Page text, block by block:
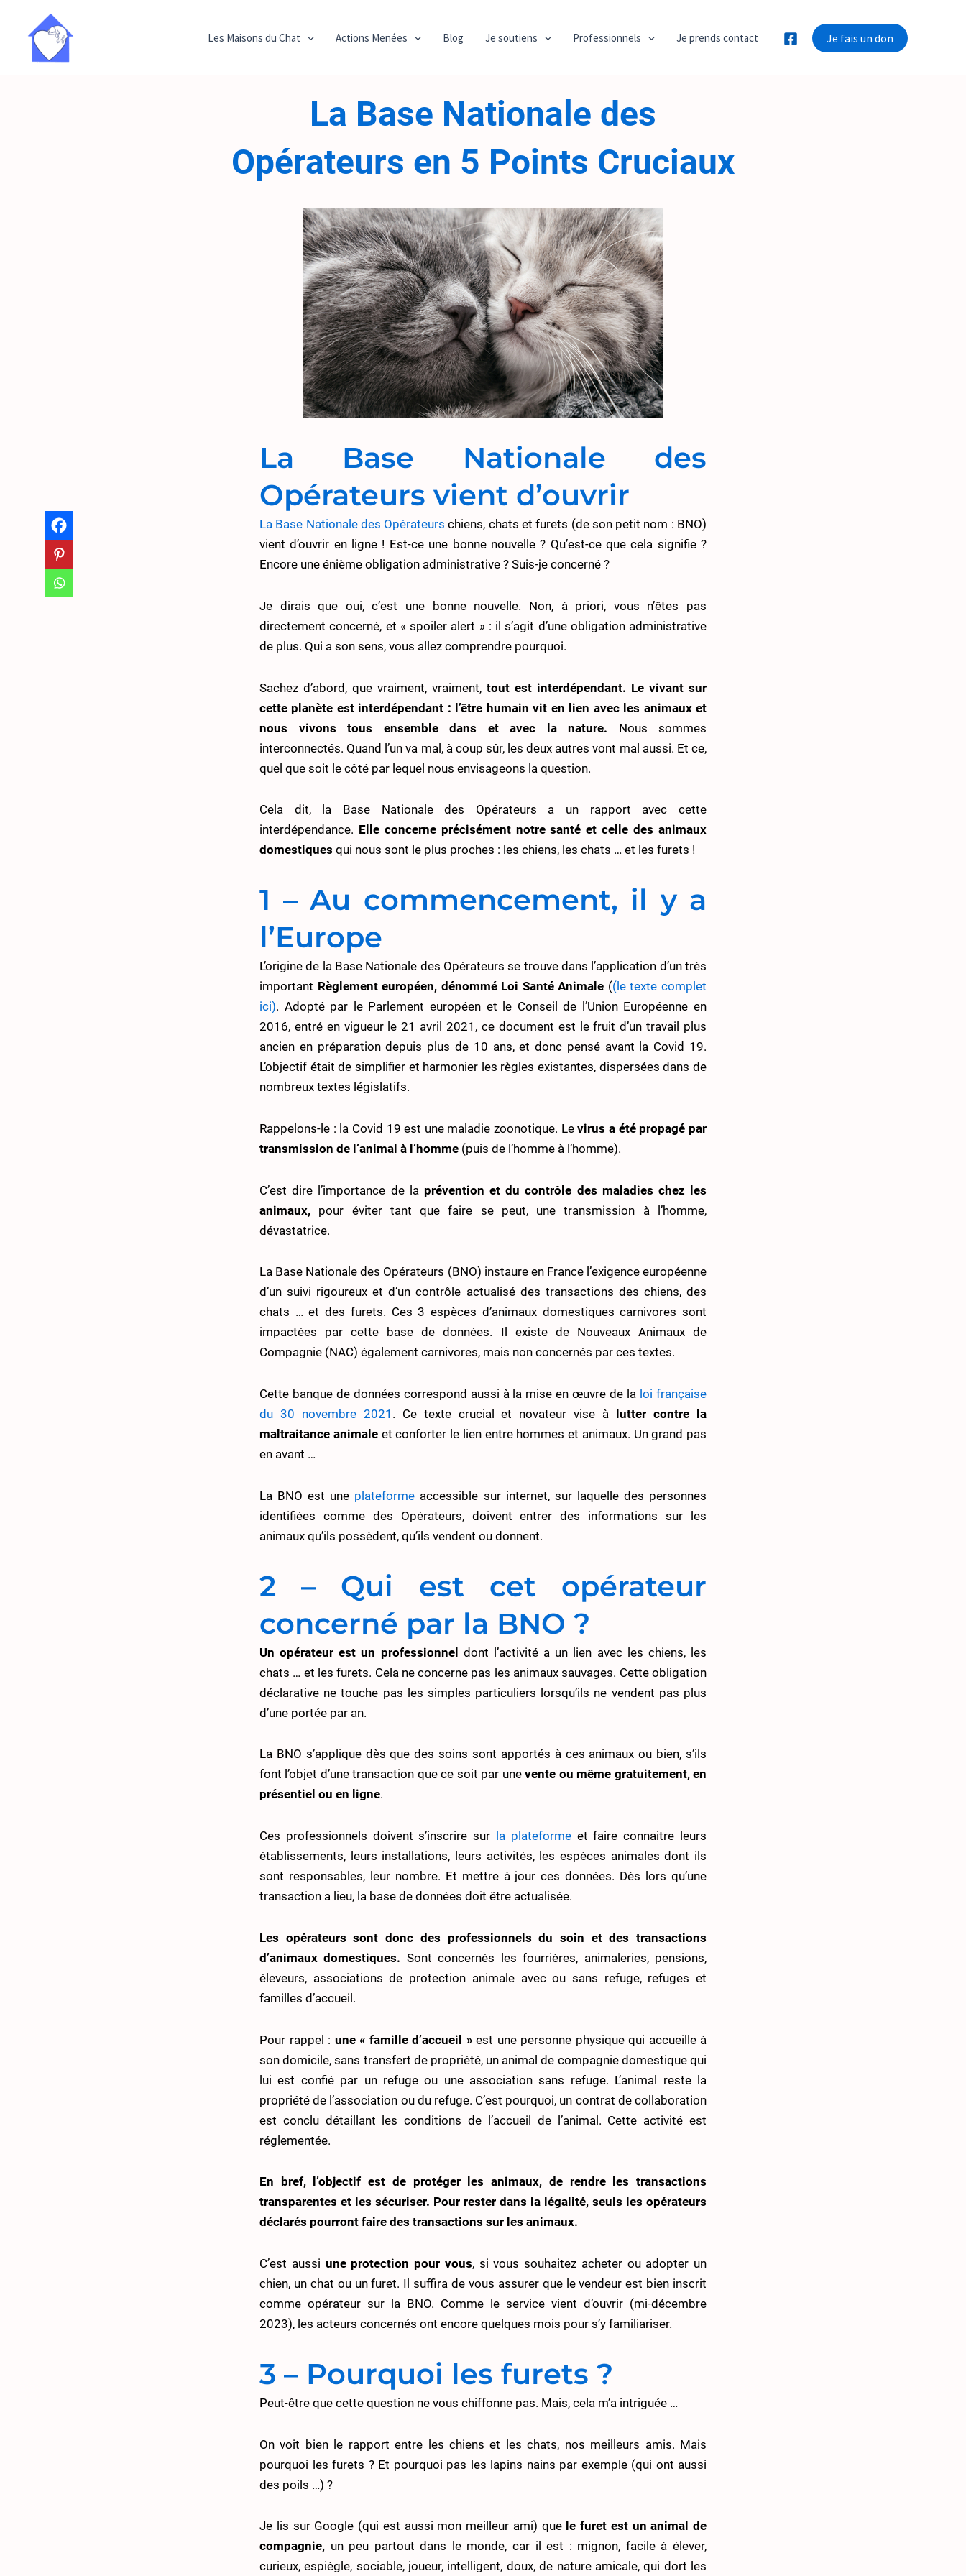
contenu
Les Maisons du Chat Actions Menées Blog Je soutiens Professionnels Je prends contact Je fais un don
La Base Nationale des
Opérateurs en 5 Points Cruciaux
La Base Nationale des
Opérateurs vient d’ouvrir
La Base Nationale des Opérateurschiens, chats et furets (de son petit nom : BNO)
vient d’ouvrir en ligne ! Est-ce une bonne nouvelle ? Qu’est-ce que cela signifie ?
Encore une énième obligation administrative ? Suis-je concerné ?
Je dirais que oui, c’est une bonne nouvelle. Non, à priori, vous n’êtes pas
directement concerné, et « spoiler alert » : il s’agit d’une obligation administrative
de plus. Qui a son sens, vous allez comprendre pourquoi.
Sachez d’abord, que vraiment, vraiment, tout est interdépendant. Le vivant sur
cette planète est interdépendant : l’être humain vit en lien avec les animaux et
nous vivons tous ensemble dans et avec la nature. Nous sommes
interconnectés. Quand l’un va mal, à coup sûr, les deux autres vont mal aussi. Et ce,
quel que soit le côté par lequel nous envisageons la question.
Cela dit, la Base Nationale des Opérateurs a un rapport avec cette
interdépendance. Elle concerne précisément notre santé et celle des animaux
domestiques qui nous sont le plus proches : les chiens, les chats … et les furets !
1 – Au commencement, il y a
l’Europe
L’origine de la Base Nationale des Opérateurs se trouve dans l’application d’un très
important Règlement européen, dénommé Loi Santé Animale ((le texte complet
ici). Adopté par le Parlement européen et le Conseil de l’Union Européenne en
2016, entré en vigueur le 21 avril 2021, ce document est le fruit d’un travail plus
ancien en préparation depuis plus de 10 ans, et donc pensé avant la Covid 19.
L’objectif était de simplifier et harmonier les règles existantes, dispersées dans de
nombreux textes législatifs.
Rappelons-le : la Covid 19 est une maladie zoonotique. Levirus a été propagé par
transmission de l’animal à l’homme (puis de l’homme à l’homme).
C’est dire l’importance de la prévention et du contrôle des maladies chez les
animaux, pour éviter tant que faire se peut, une transmission à l’homme,
dévastatrice.
La Base Nationale des Opérateurs (BNO) instaure en France l’exigence européenne
d’un suivi rigoureux et d’un contrôle actualisé des transactions des chiens, des
chats … et des furets. Ces 3 espèces d’animaux domestiques carnivores sont
impactées par cette base de données. Il existe de Nouveaux Animaux de
Compagnie (NAC) également carnivores, mais non concernés par ces textes.
Cette banque de données correspond aussi à la mise en œuvre de la loi française
du 30 novembre 2021 . Ce texte crucial et novateur vise à
lutter contre la
maltraitance animaleet conforter le lien entre hommes et animaux. Un grand pas
en avant …
La BNO est une plateforme accessible sur internet, sur laquelle des personnes
identifiées comme des Opérateurs, doivent entrer des informations sur les
animaux qu’ils possèdent, qu’ils vendent ou donnent.
2 – Qui est cet opérateur
concerné par la BNO ?
Un opérateur est un professionnel dont l’activité a un lien avec les chiens, les
chats … et les furets. Cela ne concerne pas les animaux sauvages. Cette obligation
déclarative ne touche pas les simples particuliers lorsqu’ils ne vendent pas plus
d’une portée par an.
La BNO s’applique dès que des soins sont apportés à ces animaux ou bien, s’ils
font l’objet d’une transaction que ce soit par unevente ou même gratuitement, en
présentiel ou en ligne.
Ces professionnels doivent s’inscrire sur la plateforme et faire connaitre leurs
établissements, leurs installations, leurs activités, les espèces animales dont ils
sont responsables, leur nombre. Et mettre à jour ces données. Dès lors qu’une
transaction a lieu, la base de données doit être actualisée.
Les opérateurs sont donc des professionnels du soin et des transactions
d’animaux domestiques. Sont concernés les fourrières, animaleries, pensions,
éleveurs, associations de protection animale avec ou sans refuge, refuges et
familles d’accueil.
Pour rappel : une « famille d’accueil »est une personne physique qui accueille à
son domicile, sans transfert de propriété, un animal de compagnie domestique qui
lui est confié par un refuge ou une association sans refuge. L’animal reste la
propriété de l’association ou du refuge. C’est pourquoi, un contrat de collaboration
est conclu détaillant les conditions de l’accueil de l’animal. Cette activité est
réglementée.
En bref, l’objectif est de protéger les animaux, de rendre les transactions
transparentes et les sécuriser. Pour rester dans la légalité, seuls les opérateurs
déclarés pourront faire des transactions sur les animaux.
C’est aussi une protection pour vous, si vous souhaitez acheter ou adopter un
chien, un chat ou un furet. Il suffira de vous assurer que le vendeur est bien inscrit
comme opérateur sur la BNO. Comme le service vient d’ouvrir (mi-décembre
2023), les acteurs concernés ont encore quelques mois pour s’y familiariser.
3 – Pourquoi les furets ?
Peut-être que cette question ne vous chiffonne pas. Mais, cela m’a intriguée …
On voit bien le rapport entre les chiens et les chats, nos meilleurs amis. Mais
pourquoi les furets ? Et pourquoi pas les lapins nains par exemple (qui ont aussi
des poils …) ?
Je lis sur Google (qui est aussi mon meilleur ami) que le furet est un animal de
compagnie, un peu partout dans le monde, car il est : mignon, facile à élever,
curieux, espiègle, sociable, joueur, intelligent, doux, de nature amicale, qui dort les